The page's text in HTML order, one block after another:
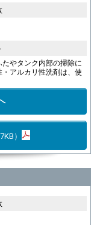
たやタンク内部の掃除に
・アルカリ性洗剤は、使
）